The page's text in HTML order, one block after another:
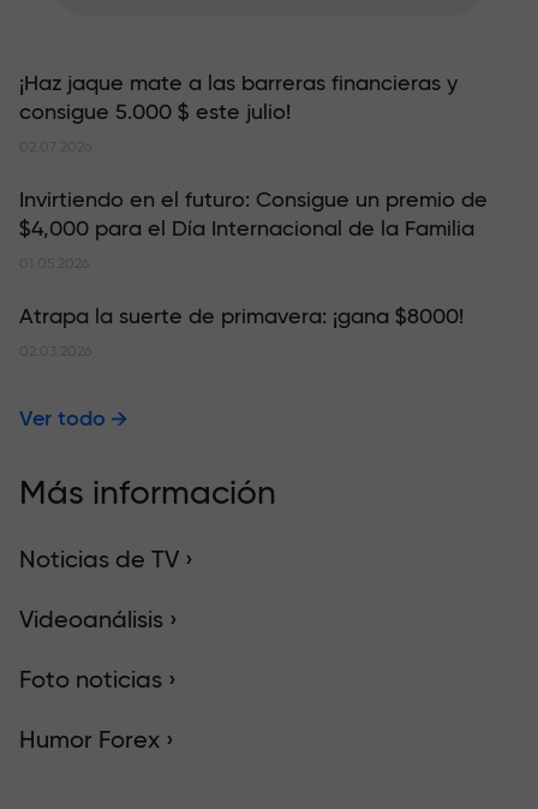
¡Haz jaque mate a las barreras financieras y
consigue 5.000 $ este julio!
02.07.2026
Invirtiendo en el futuro: Consigue un premio de
$4,000 para el Día Internacional de la Familia
01.05.2026
Atrapa la suerte de primavera: ¡gana $8000!
02.03.2026
Ver todo
Más información
Noticias de TV ›
Videoanálisis ›
Foto noticias ›
Humor Forex ›